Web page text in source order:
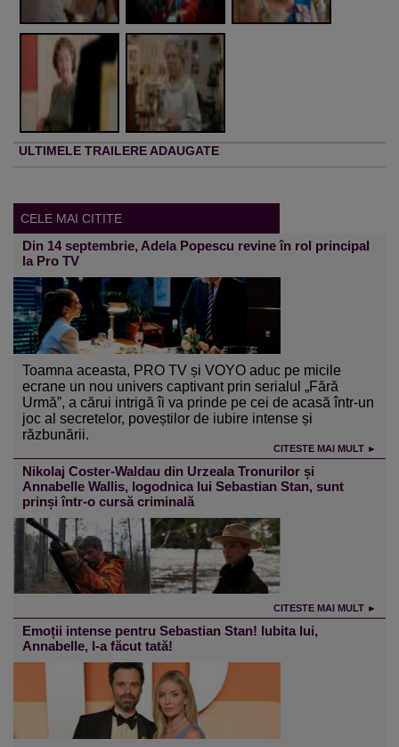
ULTIMELE TRAILERE ADAUGATE
CELE MAI CITITE
Din 14 septembrie, Adela Popescu revine în rol principal
la Pro TV
Toamna aceasta, PRO TV și VOYO aduc pe micile
ecrane un nou univers captivant prin serialul „Fără
Urmă”, a cărui intrigă îi va prinde pe cei de acasă într-un
joc al secretelor, poveștilor de iubire intense și
răzbunării.
CITESTE MAI MULT ►
Nikolaj Coster-Waldau din Urzeala Tronurilor și
Annabelle Wallis, logodnica lui Sebastian Stan, sunt
prinși într-o cursă criminală
CITESTE MAI MULT ►
Emoții intense pentru Sebastian Stan! Iubita lui,
Annabelle, l-a făcut tată!